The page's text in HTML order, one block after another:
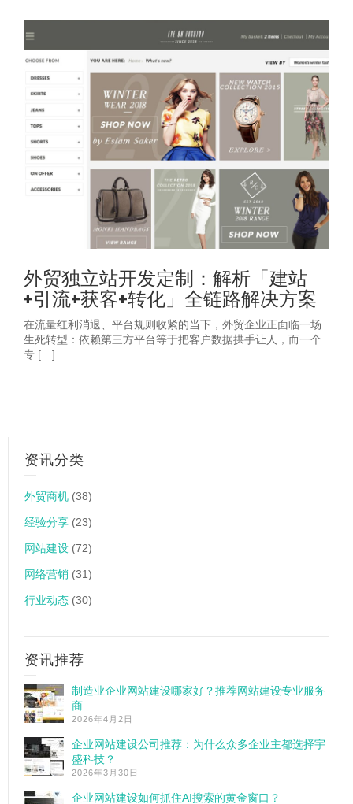
外贸独立站开发定制：解析「建站
+引流+获客+转化」全链路解决方案
在流量红利消退、平台规则收紧的当下，外贸企业正面临一场
生死转型：依赖第三方平台等于把客户数据拱手让人，而一个
专 […]
资讯分类
外贸商机 (38)
经验分享 (23)
网站建设 (72)
网络营销 (31)
行业动态 (30)
资讯推荐
制造业企业网站建设哪家好？推荐网站建设专业服务
商
2026年4月2日
企业网站建设公司推荐：为什么众多企业主都选择宇
盛科技？
2026年3月30日
企业网站建设如何抓住AI搜索的黄金窗口？